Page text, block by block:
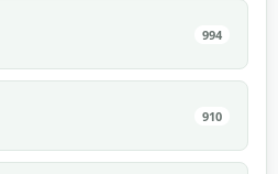
994
910